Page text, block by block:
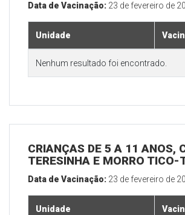
Data de Vacinação: 23 de fevereiro de
Unidade
Nenhum resultado foi encontrado.
CRIANÇAS DE 5 A 11 ANOS,
TERESINHA E MORRO TICO-
Data de Vacinação: 23 de fevereiro de
Unidade